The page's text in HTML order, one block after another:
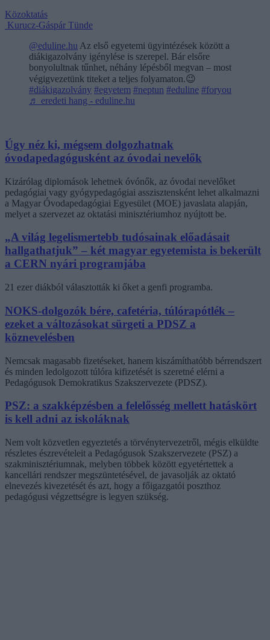
Közoktatás
Kurucz-Gáspár Tünde
@eduline.hu Az első egyetemi ügyintézések között a
diákigazolvány igénylése is szerepel. Bár elsőre
bonyolultnak tűnhet, néhány lépésből megvan – most
végigvezetünk titeket a teljes folyamaton.😉
#diákigazolvány #egyetem #neptun #eduline #foryou
♬ eredeti hang - eduline.hu
Úgy néz ki, mégsem dolgozhatnak
óvodapedagógusként az óvodai nevelők
Kizárólag diplomások lehetnek óvónők, az óvodai nevelőket
pedagógiai vagy gyógypedagógiai asszisztensként lehet alkalmazni
a Magyar Óvodapedagógiai Egyesület (MOE) javaslata alapján,
melyet a szervezet az oktatási minisztériumhoz nyújtott be.
„A világ legelismertebb tudósainak előadásait
hallgathatjuk” – két magyar egyetemista is bekerült
a CERN nyári programjába
21 ezer diákból választották ki őket a genfi programba.
NOKS-dolgozók bére, cafetéria, túlórapótlék –
ezeket a változásokat sürgeti a PDSZ a
köznevelésben
Nemcsak magasabb fizetéseket, hanem kiszámíthatóbb bérrendszert
és minden ledolgozott túlóra kifizetését is szeretné elérni a
Pedagógusok Demokratikus Szakszervezete (PDSZ).
PSZ: a szakképzésben a felelősség mellett hatáskört
is kell adni az iskoláknak
Nem volt közvetlen egyeztetés a törvénytervezetről, mégis elküldte
részletes észrevételeit a Pedagógusok Szakszervezete (PSZ) a
szakminisztériumnak, melyben többek között egyetértettek a
kancellári rendszer megszüntetésével, de javasolják az oktató
elnevezés kivezetését és azt, hogy a főigazgatói poszthoz
pedagógusi végzettségre is legyen szükség.